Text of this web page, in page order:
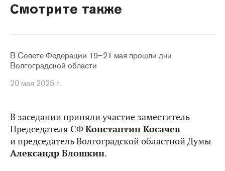
Смотрите также
В Совете Федерации 19–21 мая прошли дни
Волгоградской области
20 мая 2025 г.
В заседании приняли участие заместитель
Председателя СФКонстантин Косачев
и председатель Волгоградской областной Думы
Александр Блошкин.